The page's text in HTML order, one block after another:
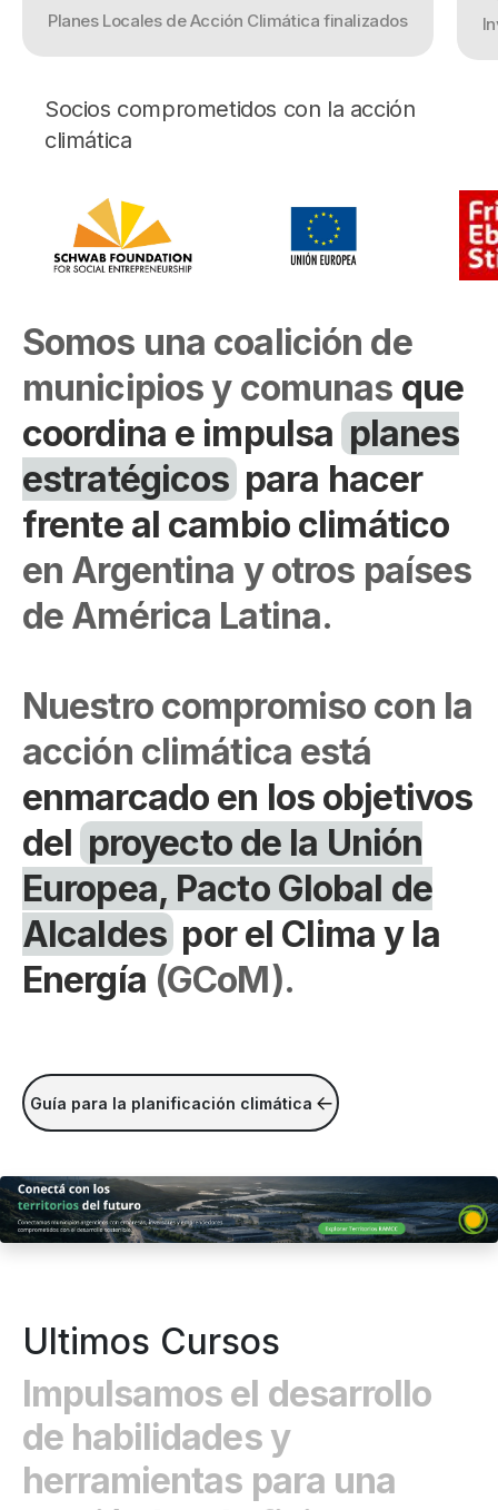
Campañas
Arbolado
Proyectos
Edificios Municipales Energéticamente
Sustentables
Planes Locales de Acción Climática finalizados
Socios comprometidos con la acción
climática
Somos una coalición de
municipios y comunas que
coordina e impulsa planes
estratégicospara hacer
frente al cambio climático
en Argentina y otros países
de América Latina.
Nuestro compromiso con la
acción climática está
enmarcado en los objetivos
del proyecto de la Unión
Europea, Pacto Global de
Alcaldes por el Clima y la
Energía (GCoM).
Guía para la planificación climática
Ultimos Cursos
Impulsamos el desarrollo
de habilidades y
herramientas para una